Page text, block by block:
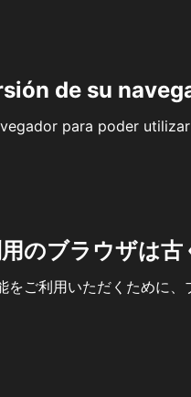
de su
para poder
のブラウザは
ご利用いただくために、